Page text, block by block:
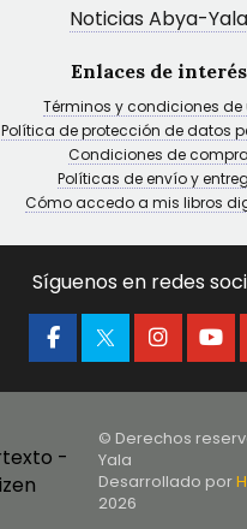
Noticias Abya-Yala
Enlaces de interés
Términos y condiciones de
Política de protección de datos
Condiciones de compra
Políticas de envío y
Cómo accedo a mis libros
Síguenos en redes
© Derechos
Yala
Desarrollado por
2026